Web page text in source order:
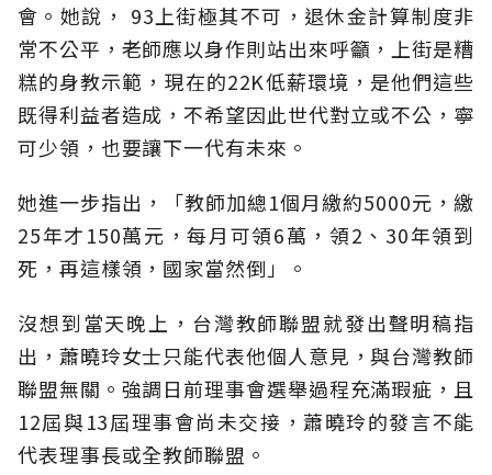
會。她說， 93上街極其不可，退休金計算制度非
常不公平，老師應以身作則站出來呼籲，上街是糟
糕的身教示範，現在的22K低薪環境，是他們這些
既得利益者造成，不希望因此世代對立或不公，寧
可少領，也要讓下一代有未來。
她進一步指出，「教師加總1個月繳約5000元，繳
25年才150萬元，每月可領6萬，領2、30年領到
死，再這樣領，國家當然倒」。
沒想到當天晚上，台灣教師聯盟就發出聲明稿指
出，蕭曉玲女士只能代表他個人意見，與台灣教師
聯盟無關。強調日前理事會選舉過程充滿瑕疵，且
12屆與13屆理事會尚未交接，蕭曉玲的發言不能
代表理事長或全教師聯盟。